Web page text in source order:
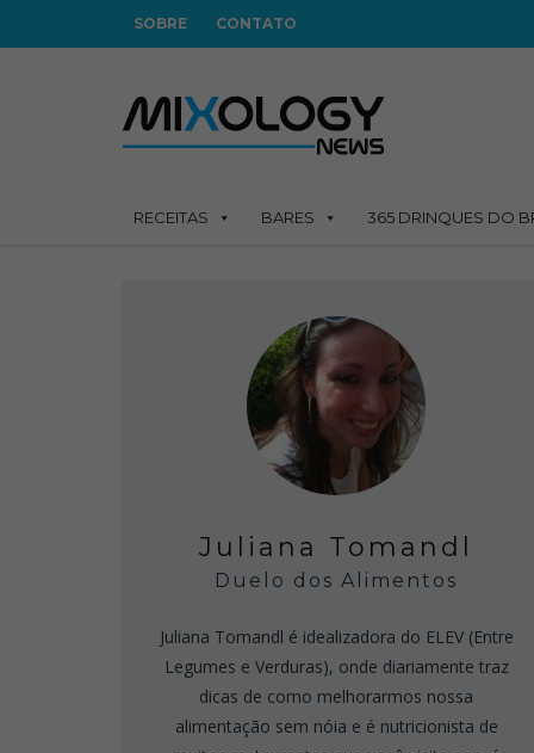
SOBRE CONTATO
RECEITAS BARES 365 DRINQUES DO
Juliana Tomandl
Duelo dos Alimentos
Juliana Tomandl é idealizadora do ELEV (Entre
Legumes e Verduras), onde diariamente traz
dicas de como melhorarmos nossa
alimentação sem nóia e é nutricionista de